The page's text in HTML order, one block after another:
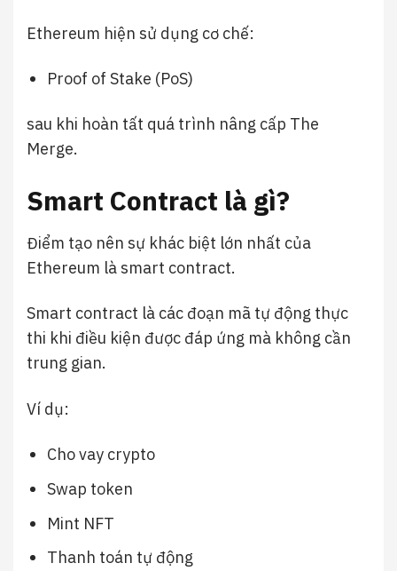
Ethereum hiện sử dụng cơ chế:
Proof of Stake (PoS)
sau khi hoàn tất quá trình nâng cấp The
Merge.
Smart Contract là gì?
Điểm tạo nên sự khác biệt lớn nhất của
Ethereum là smart contract.
Smart contract là các đoạn mã tự động thực
thi khi điều kiện được đáp ứng mà không cần
trung gian.
Ví dụ:
Cho vay crypto
Swap token
Mint NFT
Thanh toán tự động